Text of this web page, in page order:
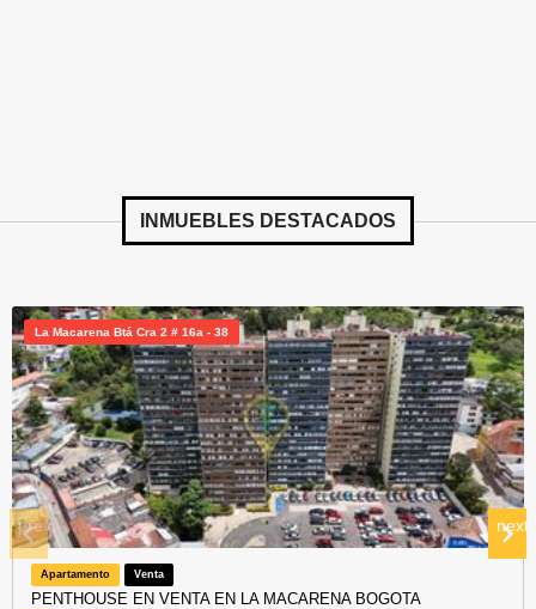
INMUEBLES DESTACADOS
La Macarena Btá Cra 2 # 16a - 38
Apartamento Venta
PENTHOUSE EN VENTA EN LA MACARENA BOGOTA
prev next